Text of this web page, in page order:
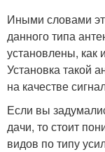
Иными словами
данного типа
установлены, как
Установка такой
на качестве
Если вы
дачи, то стоит
видов по типу